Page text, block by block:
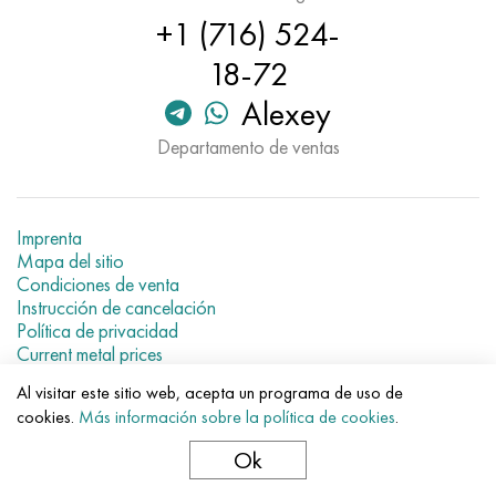
+1 (716) 524-
18-72
Alexey
Departamento de ventas
Imprenta
Mapa del sitio
Condiciones de venta
Instrucción de cancelación
Política de privacidad
Current metal prices
© 2007–2026 «Evek GmbH»
El uso de los materiales de la web sin enlaces directos para el
Al visitar este sitio web, acepta un programa de uso de
cookies. Más información sobre la política de cookies.
Ok
Haynes 230
Hastelloy b2
Hastelloy b3
hastelloy c4
Custom 450® - uns S45000
Tubería resistente a la corrosión
95X18
38x2n2ma, 34CrNiMo6, 40NiCrMo7
40hn2ma, 34CrNiMo4, 36hnm
38XA, 37Cr4, AISI 5135
38HN3MFA, 35nicrmov12-5
40G, 40Mn4, AISI 1035
38XM, 42CrMo4, AISI 1.7225